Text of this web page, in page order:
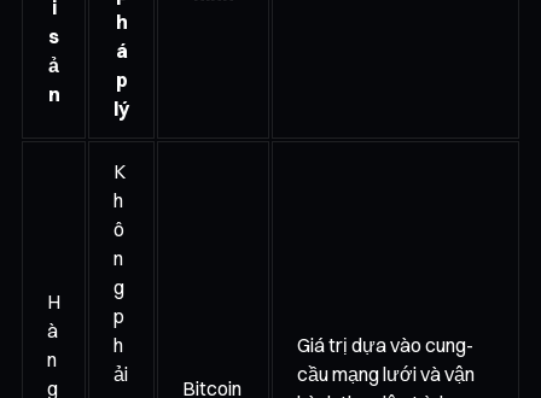
i
s
ả
n
h
á
p
lý
H
à
n
g
K
h
ô
n
g
p
h
ải
Bitcoin
Giá trị dựa vào cung-
cầu mạng lưới và vận